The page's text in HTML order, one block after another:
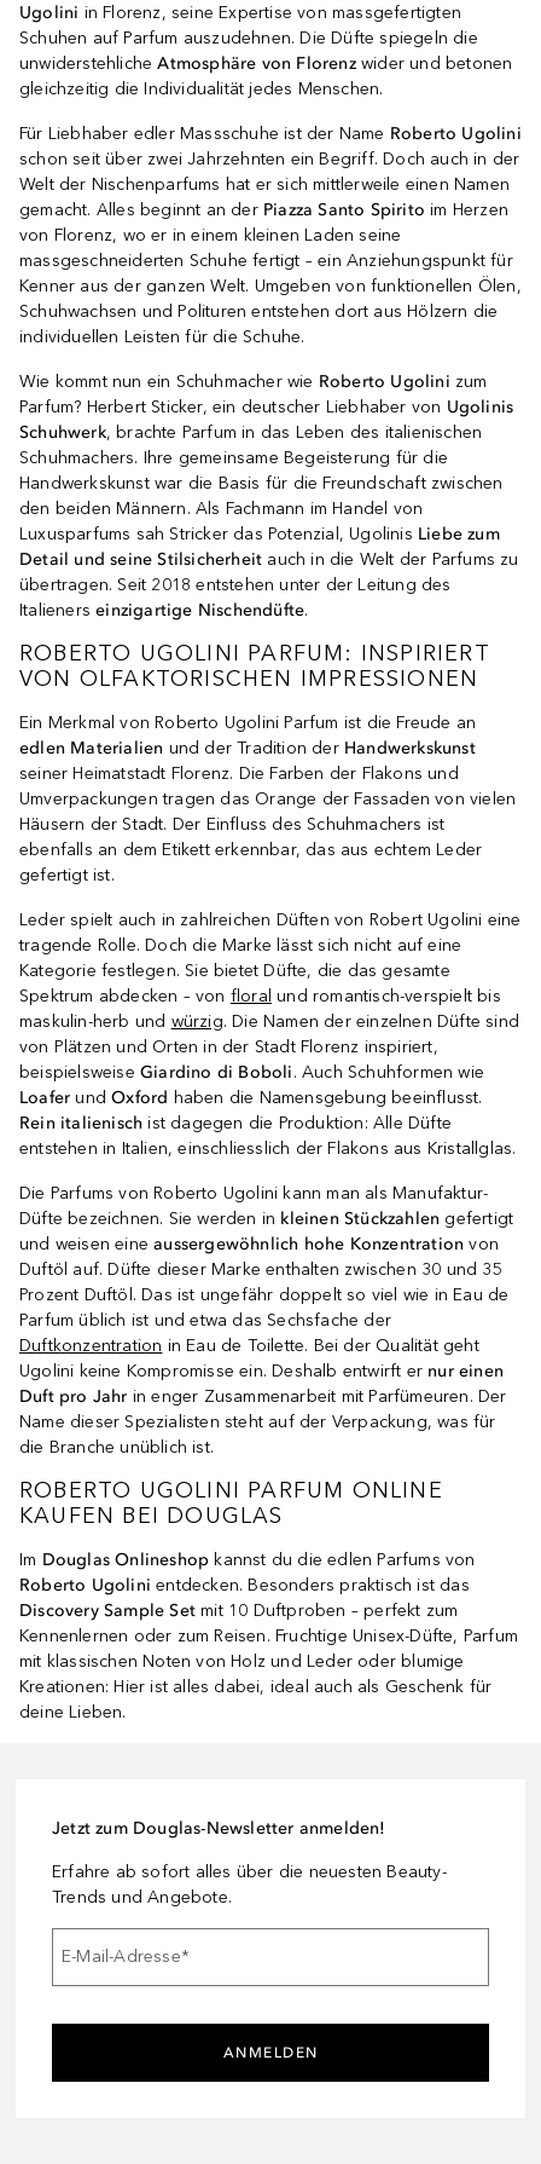
Ugolini in Florenz, seine Expertise von massgefertigten
Schuhen auf Parfum auszudehnen. Die Düfte spiegeln die
unwiderstehlicheAtmosphäre von Florenzwider und betonen
gleichzeitig die Individualität jedes Menschen.
Für Liebhaber edler Massschuhe ist der Name Roberto Ugolini
schon seit über zwei Jahrzehnten ein Begriff. Doch auch in der
Welt der Nischenparfums hat er sich mittlerweile einen Namen
gemacht. Alles beginnt an der Piazza Santo Spirito im Herzen
von Florenz, wo er in einem kleinen Laden seine
massgeschneiderten Schuhe fertigt – ein Anziehungspunkt für
Kenner aus der ganzen Welt. Umgeben von funktionellen Ölen,
Schuhwachsen und Polituren entstehen dort aus Hölzern die
individuellen Leisten für die Schuhe.
Wie kommt nun ein Schuhmacher wie Roberto Ugolini zum
Parfum? Herbert Sticker, ein deutscher Liebhaber von Ugolinis
Schuhwerk, brachte Parfum in das Leben des italienischen
Schuhmachers. Ihre gemeinsame Begeisterung für die
Handwerkskunst war die Basis für die Freundschaft zwischen
den beiden Männern. Als Fachmann im Handel von
Luxusparfums sah Stricker das Potenzial, Ugolinis Liebe zum
Detail und seine Stilsicherheit auch in die Welt der Parfums zu
übertragen. Seit 2018 entstehen unter der Leitung des
Italienerseinzigartige Nischendüfte.
ROBERTO UGOLINI PARFUM: INSPIRIERT
VON OLFAKTORISCHEN IMPRESSIONEN
Ein Merkmal von Roberto Ugolini Parfum ist die Freude an
edlen Materialien und der Tradition der Handwerkskunst
seiner Heimatstadt Florenz. Die Farben der Flakons und
Umverpackungen tragen das Orange der Fassaden von vielen
Häusern der Stadt. Der Einfluss des Schuhmachers ist
ebenfalls an dem Etikett erkennbar, das aus echtem Leder
gefertigt ist.
Leder spielt auch in zahlreichen Düften von Robert Ugolini eine
tragende Rolle. Doch die Marke lässt sich nicht auf eine
Kategorie festlegen. Sie bietet Düfte, die das gesamte
Spektrum abdecken – von floral und romantisch-verspielt bis
maskulin-herb und würzig. Die Namen der einzelnen Düfte sind
von Plätzen und Orten in der Stadt Florenz inspiriert,
beispielsweise Giardino di Boboli. Auch Schuhformen wie
LoaferundOxford haben die Namensgebung beeinflusst.
Rein italienisch ist dagegen die Produktion: Alle Düfte
entstehen in Italien, einschliesslich der Flakons aus Kristallglas.
Die Parfums von Roberto Ugolini kann man als Manufaktur-
Düfte bezeichnen. Sie werden in kleinen Stückzahlen gefertigt
und weisen eineaussergewöhnlich hohe Konzentration von
Duftöl auf. Düfte dieser Marke enthalten zwischen 30 und 35
Prozent Duftöl. Das ist ungefähr doppelt so viel wie in Eau de
Parfum üblich ist und etwa das Sechsfache der
Duftkonzentration in Eau de Toilette. Bei der Qualität geht
Ugolini keine Kompromisse ein. Deshalb entwirft er nur einen
Duft pro Jahr in enger Zusammenarbeit mit Parfümeuren. Der
Name dieser Spezialisten steht auf der Verpackung, was für
die Branche unüblich ist.
ROBERTO UGOLINI PARFUM ONLINE
KAUFEN BEI DOUGLAS
Im Douglas Onlineshop kannst du die edlen Parfums von
Roberto Ugolini entdecken. Besonders praktisch ist das
Discovery Sample Set mit 10 Duftproben – perfekt zum
Kennenlernen oder zum Reisen. Fruchtige Unisex-Düfte, Parfum
mit klassischen Noten von Holz und Leder oder blumige
Kreationen: Hier ist alles dabei, ideal auch als Geschenk für
deine Lieben.
Jetzt zum Douglas-Newsletter anmelden!
Erfahre ab sofort alles über die neuesten Beauty-
Trends und Angebote.
E-Mail-Adresse*
ANMELDEN